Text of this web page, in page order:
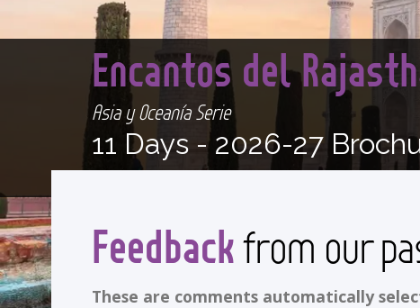
Encantos del
Asia y Oceanía Serie
11 Days -2026-27
Feedbackfrom our
These are comments automatically